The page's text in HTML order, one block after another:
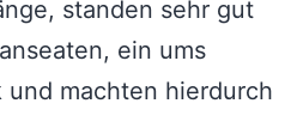
standen sehr gut
ein ums
und machten hierdurch